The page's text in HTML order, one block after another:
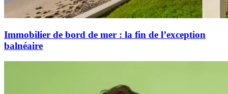
Immobilier de bord de mer : la fin de l’exception
balnéaire